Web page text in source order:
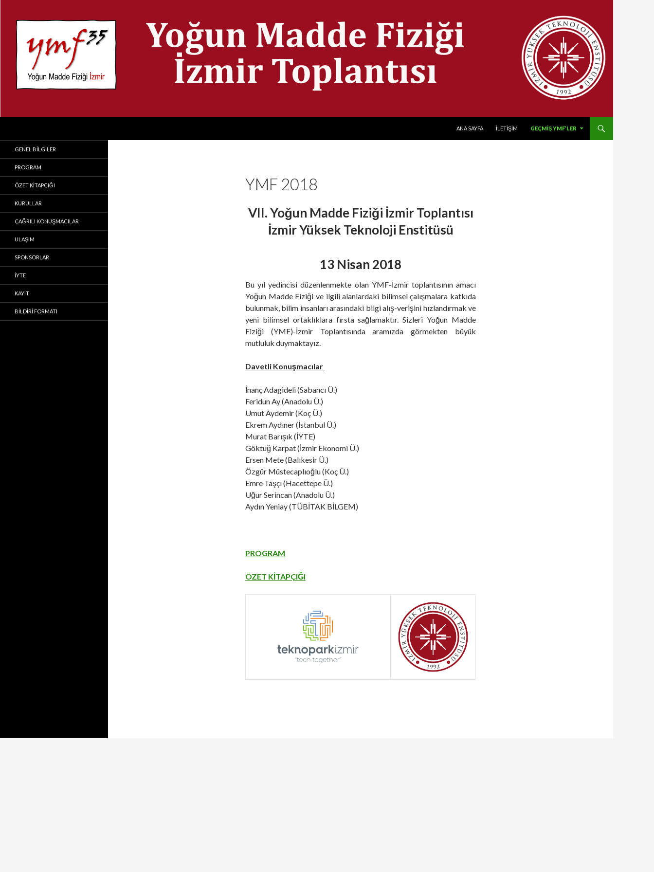
ANA SAYFA
İLETİŞİM GEÇMIŞ YMF’LER
YMF 2018
VII. Yoğun Madde Fiziği İzmir Toplantısı
İzmir Yüksek Teknoloji Enstitüsü
13 Nisan 2018
Bu yıl yedincisi düzenlenmekte olan YMF-İzmir toplantısının amacı
Yoğun Madde Fiziği ve ilgili alanlardaki bilimsel çalışmalara katkıda
bulunmak, bilim insanları arasındaki bilgi alış-verişini hızlandırmak ve
yeni bilimsel ortaklıklara fırsta sağlamaktır. Sizleri Yoğun Madde
Fiziği (YMF)-İzmir Toplantısında aramızda görmekten büyük
mutluluk duymaktayız.
Davetli Konuşmacılar
İnanç Adagideli (Sabancı Ü.)
Feridun Ay (Anadolu Ü.)
Umut Aydemir (Koç Ü.)
Ekrem Aydıner (İstanbul Ü.)
Murat Barışık (İYTE)
Göktuğ Karpat (İzmir Ekonomi Ü.)
Ersen Mete (Balıkesir Ü.)
Özgür Müstecaplıoğlu (Koç Ü.)
Emre Taşçı (Hacettepe Ü.)
Uğur Serincan (Anadolu Ü.)
Aydın Yeniay (TÜBİTAK BİLGEM)
PROGRAM
ÖZET KİTAPÇIĞI
GENEL BILGILER
PROGRAM
ÖZET KITAPÇIĞI
KURULLAR
ÇAĞRILI KONUŞMACILAR
ULAŞIM
SPONSORLAR
İYTE
KAYIT
BILDIRI FORMATI